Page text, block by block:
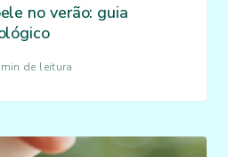
no verão: guia
de leitura